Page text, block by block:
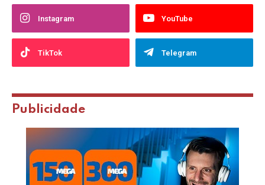
Instagram YouTube
TikTok Telegram
Publicidade